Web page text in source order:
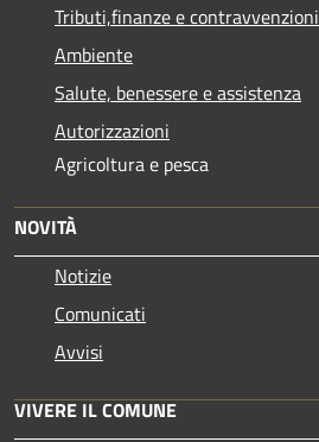
Tributi,finanze e contravvenzioni
Ambiente
Salute, benessere e assistenza
Autorizzazioni
Agricoltura e pesca
NOVITÀ
Notizie
Comunicati
Avvisi
VIVERE IL COMUNE